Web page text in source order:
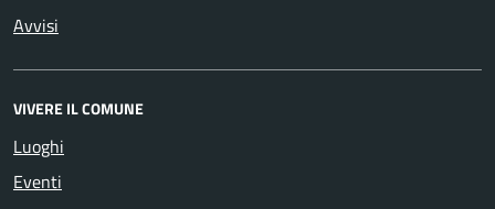
Avvisi
VIVERE IL COMUNE
Luoghi
Eventi